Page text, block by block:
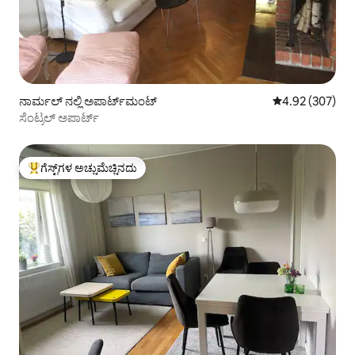
ನಾರ್ಮಲ್ ನಲ್ಲಿ ಅಪಾರ್ಟ್‌ಮಂಟ್ 5 ರಲ್ಲಿ 4.92
4.92 (307)
ಸೆಂಟ್ರಲ್ ಅಪಾರ್ಟ್
ಗೆಸ್ಟ್‌ಗಳಿಗೆ ಅತಿ ಹೆಚ್ಚು ಅಚ್ಚುಮೆಚ್ಚಿನದು
ಗೆಸ್ಟ್‌ಗಳ ಅಚ್ಚುಮೆಚ್ಚಿನದು